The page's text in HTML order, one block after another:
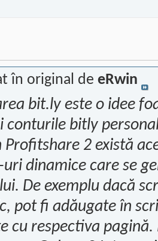
în original de eRwin
bit.ly este o idee
conturile bitly
Profitshare 2 există
dinamice care se
De exemplu dacă
pot fi adăugate în
cu respectiva